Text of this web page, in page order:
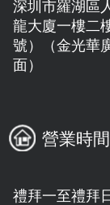
深圳市羅湖區
龍大廈一樓二
號）（金光華
面）
營業時間
禮拜一至禮拜